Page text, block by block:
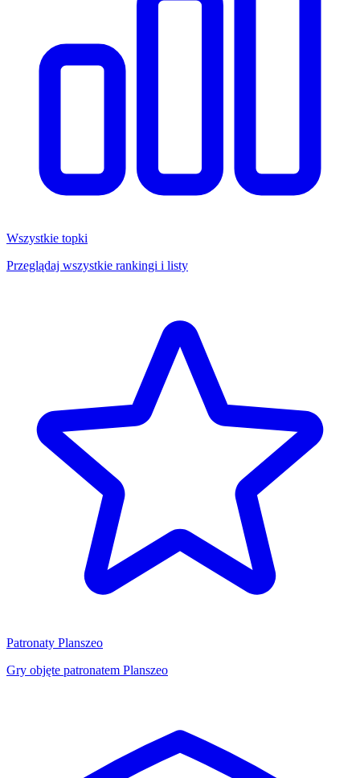
Wszystkie topki
Przeglądaj wszystkie rankingi i listy
Patronaty Planszeo
Gry objęte patronatem Planszeo